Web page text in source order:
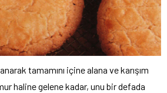
tamamını içine alana ve karışım
haline gelene kadar, unu bir defada